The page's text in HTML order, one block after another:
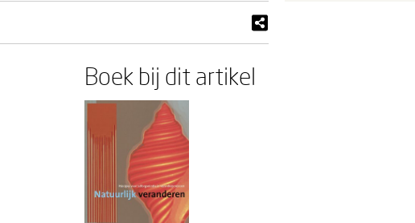
Boek bij dit artikel